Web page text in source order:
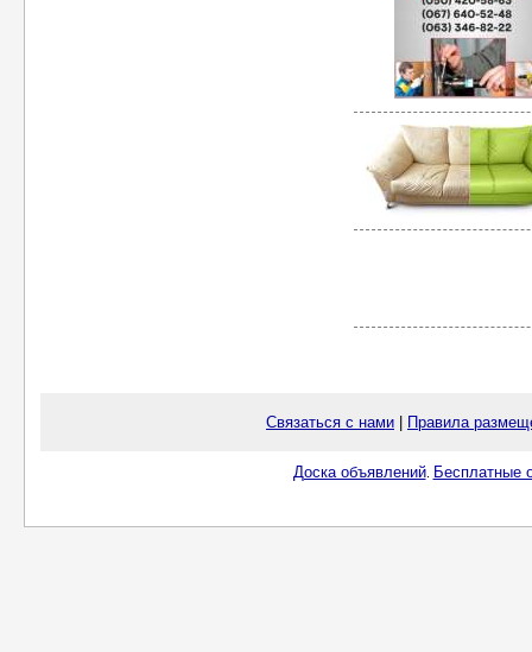
Связаться с нами Правила
Доска объявлений. Бесплатные